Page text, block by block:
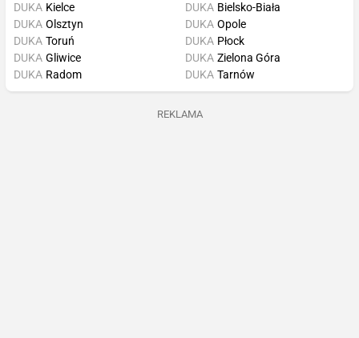
DUKA Kielce DUKA Bielsko-Biała
DUKA Olsztyn
DUKA Toruń
DUKA Gliwice
DUKA Radom
DUKA Opole
DUKA Płock
DUKA Zielona Góra
DUKA Tarnów
REKLAMA